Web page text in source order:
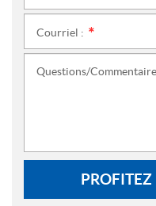
Courriel :
Questions/
PROFITEZ